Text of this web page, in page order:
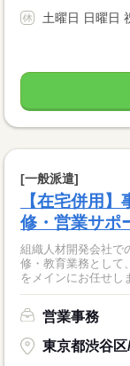
土曜日 日曜日
[一般派遣]
【在宅併用
修・営業サポ
組織人材開発会社で
修・教育業務として
をメインにお任せし
営業事務
東京都渋谷区